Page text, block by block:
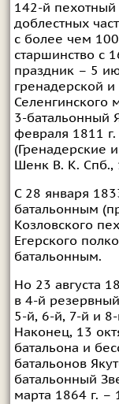
142-й пехотный
доблестных
с более чем
старшинство с
праздник – 5
гренадерской
Селенгинского
3-батальонный
февраля 1811
(Гренадерские
Шенк В. К. Спб.,
С 28 января
батальонным
Козловского
Егерского
батальонным.
Но 23 августа
в 4-й
5-й, 6-й, 7-й и
Наконец, 13
батальона и
батальонов
батальонный
марта 1864 г. –